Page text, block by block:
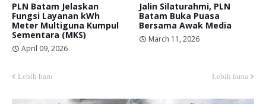
PLN Batam Jelaskan
Fungsi Layanan kWh
Meter Multiguna Kumpul
Sementara (MKS)
April 09, 2026
Jalin Silaturahmi, PLN
Batam Buka Puasa
Bersama Awak Media
March 11, 2026
Lebih baru Lebih lama